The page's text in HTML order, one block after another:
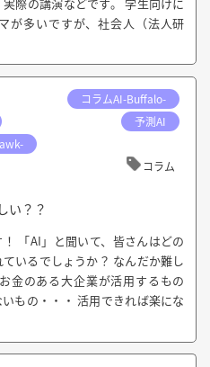
が多いですが、社会人（法人研
コラムAI-Buffalo-
予測AI
コラム
い？？
！ 「AI」と聞いて、皆さんはどの
いるでしょうか？ なんだか難し
金のある大企業が活用するもの
もの・・・ 活用できれば楽にな